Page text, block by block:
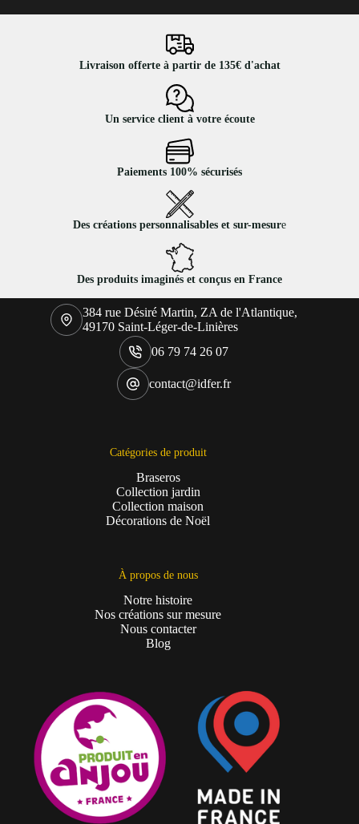
Livraison offerte à partir de 135€ d'achat
Un service client à votre écoute
Paiements 100% sécurisés
Des créations personnalisables et sur-mesure
Des produits imaginés et conçus en France
384 rue Désiré Martin, ZA de l'Atlantique,
49170 Saint-Léger-de-Linières
06 79 74 26 07
contact@idfer.fr
Catégories de produit
Braseros
Collection jardin
Collection maison
Décorations de Noël
À propos de nous
Notre histoire
Nos créations sur mesure
Nous contacter
Blog